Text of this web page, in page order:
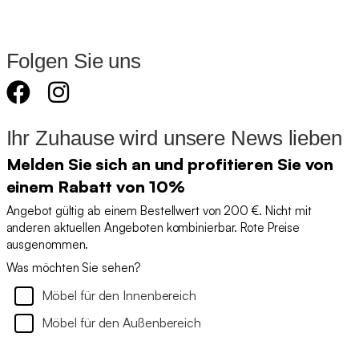
Folgen Sie uns
Ihr Zuhause wird unsere News lieben
Melden Sie sich an und profitieren Sie von
einem Rabatt von 10%
Angebot gültig ab einem Bestellwert von 200 €. Nicht mit
anderen aktuellen Angeboten kombinierbar. Rote Preise
ausgenommen.
Was möchten Sie sehen?
Möbel für den Innenbereich
Möbel für den Außenbereich